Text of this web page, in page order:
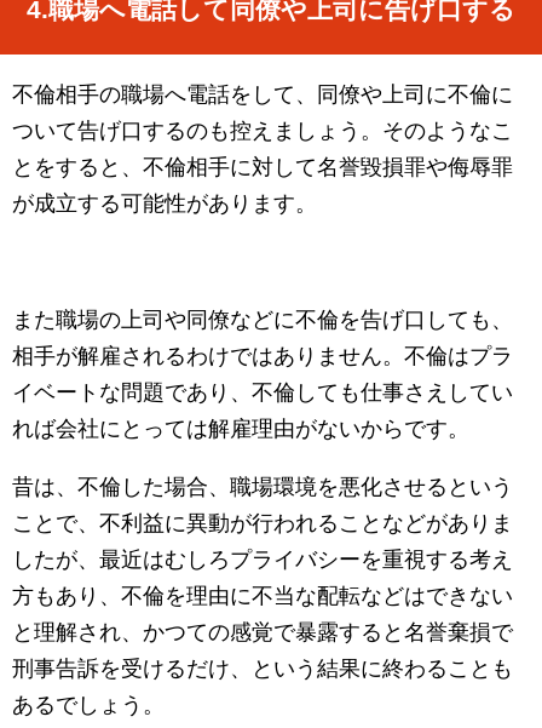
4.職場へ電話して同僚や上司に告げ口する
不倫相手の職場へ電話をして、同僚や上司に不倫に
ついて告げ口するのも控えましょう。そのようなこ
とをすると、不倫相手に対して名誉毀損罪や侮辱罪
が成立する可能性があります。
また職場の上司や同僚などに不倫を告げ口しても、
相手が解雇されるわけではありません。不倫はプラ
イベートな問題であり、不倫しても仕事さえしてい
れば会社にとっては解雇理由がないからです。
昔は、不倫した場合、職場環境を悪化させるという
ことで、不利益に異動が行われることなどがありま
したが、最近はむしろプライバシーを重視する考え
方もあり、不倫を理由に不当な配転などはできない
と理解され、かつての感覚で暴露すると名誉棄損で
刑事告訴を受けるだけ、という結果に終わることも
あるでしょう。